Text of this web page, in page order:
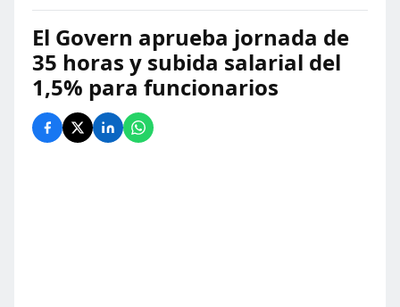
El Govern aprueba jornada de
35 horas y subida salarial del
1,5% para funcionarios